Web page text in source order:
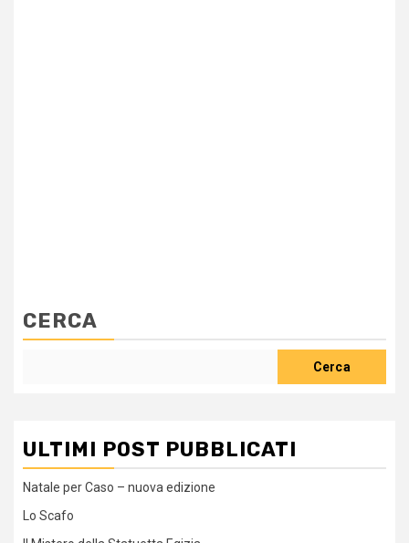
CERCA
Cerca
ULTIMI POST PUBBLICATI
Natale per Caso – nuova edizione
Lo Scafo